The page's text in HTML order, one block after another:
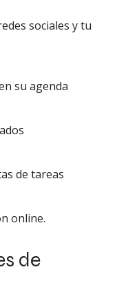
sociales y tu
su agenda
de tareas
online.
de